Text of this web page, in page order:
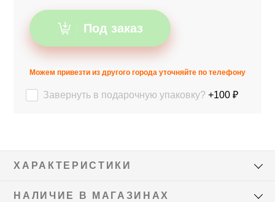
Под заказ
Можем привезти из другого города уточняйте по телефону
Завернуть в подарочную упаковку? +100 ₽
ХАРАКТЕРИСТИКИ
НАЛИЧИЕ В МАГАЗИНАХ